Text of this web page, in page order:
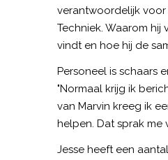
verantwoordelijk voor
Techniek. Waarom
vindt en hoe hij de
Personeel is schaars
"Normaal krijg ik
van Marvin kreeg ik
helpen. Dat sprak me
Jesse heeft een